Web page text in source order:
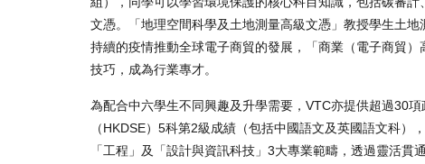
文憑。「地理空間科學及土地測量高級文憑」教授學生土
持續的疫情推動全球電子商貿的發展，「商業（電子商貿
技巧，成為行業專才。
為配合中六學生不同興趣及升學需要，VTC亦提供超過30
（HKDSE）5科第2級成績（包括中國語文及英國語文科
「工程」及「設計與資訊科技」3大專業範疇，透過靈活